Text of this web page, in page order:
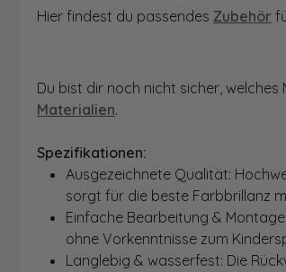
Hier findest du passendes Zubehör
Du bist dir noch nicht sicher,
Materialien.
Spezifikationen:
Ausgezeichnete Qualität:
sorgt für die beste Farbbrillanz
Einfache Bearbeitung &
ohne Vorkenntnisse zum
Langlebig & wasserfest: Die